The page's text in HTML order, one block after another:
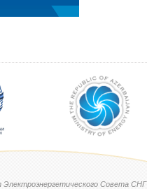
Совета СНГ